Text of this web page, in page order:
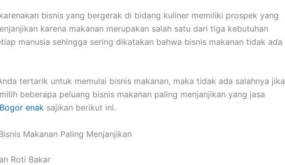
bisnis yang bergerak di bidang kuliner memiliki prospek yang
karena makanan merupakan salah satu dari tiga kebutuhan
manusia sehingga sering dikatakan bahwa bisnis makanan tidak ada
tertarik untuk memulai bisnis makanan, maka tidak ada salahnya jika
beberapa peluang bisnis makanan paling menjanjikan yang jasa
enak sajikan berikut ini.
Makanan Paling Menjanjikan
Roti Bakar